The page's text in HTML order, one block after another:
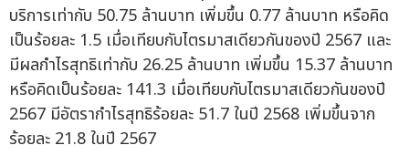
บริการเท่ากับ 50.75 ล้านบาท เพิ่มขึ้น 0.77 ล้านบาท หรือคิด
เป็นร้อยละ 1.5 เมื่อเทียบกับไตรมาสเดียวกันของปี 2567 และ
มีผลกำไรสุทธิเท่ากับ 26.25 ล้านบาท เพิ่มขึ้น 15.37 ล้านบาท
หรือคิดเป็นร้อยละ 141.3 เมื่อเทียบกับไตรมาสเดียวกันของปี
2567 มีอัตรากำไรสุทธิร้อยละ 51.7 ในปี 2568 เพิ่มขึ้นจาก
ร้อยละ 21.8 ในปี 2567